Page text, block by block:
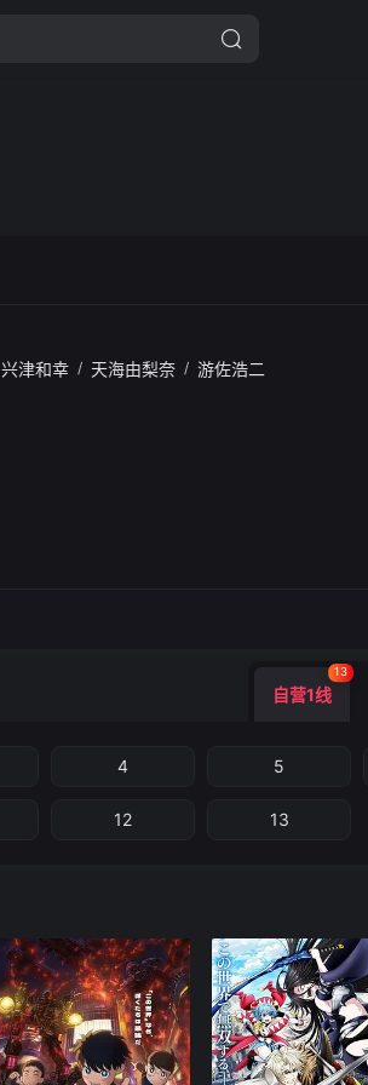
兴津和幸 / 天海由梨奈 / 游佐浩二
自营1线
13
4 5
12 13